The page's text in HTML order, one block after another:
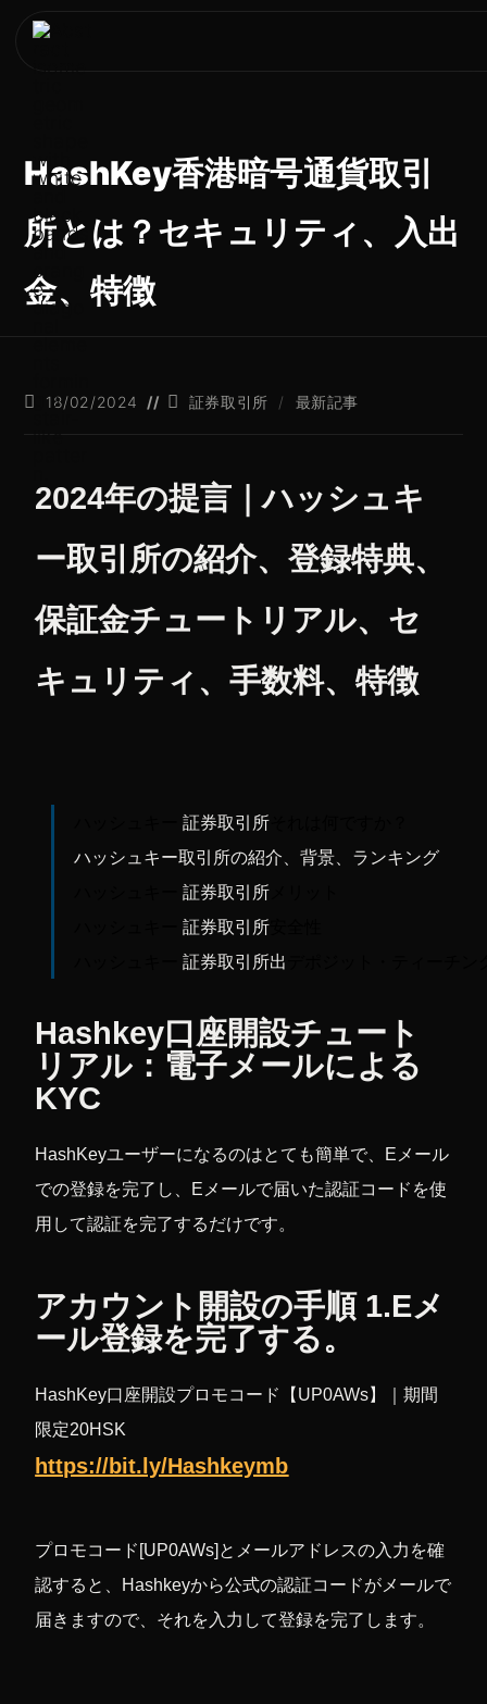
HashKey香港暗号通貨取引
所とは？セキュリティ、入出
金、特徴
18/02/2024 証券取引所 / 最新記事
2024年の提言｜ハッシュキ
ー取引所の紹介、登録特典、
保証金チュートリアル、セ
キュリティ、手数料、特徴
証券取引所
ハッシュキー取引所の紹介、背景、ランキング
証券取引所
証券取引所
証券取引所出
Hashkey口座開設チュート
リアル：電子メールによる
KYC
HashKeyユーザーになるのはとても簡単で、Eメール
での登録を完了し、Eメールで届いた認証コードを使
用して認証を完了するだけです。
アカウント開設の手順 1.Eメ
ール登録を完了する。
HashKey口座開設プロモコード【UP0AWs】｜期間
限定20HSK
https://bit.ly/Hashkeymb
プロモコード[UP0AWs]とメールアドレスの入力を確
認すると、Hashkeyから公式の認証コードがメールで
届きますので、それを入力して登録を完了します。